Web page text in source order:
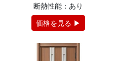
断熱性能：あり
価格を見る ▶